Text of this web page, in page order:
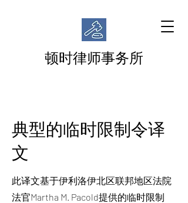
顿时律师事务所
此译文基于伊利洛伊北区联邦地区法院
法官Martha M. Pacold提供的临时限制
典型的临时限制令译
文